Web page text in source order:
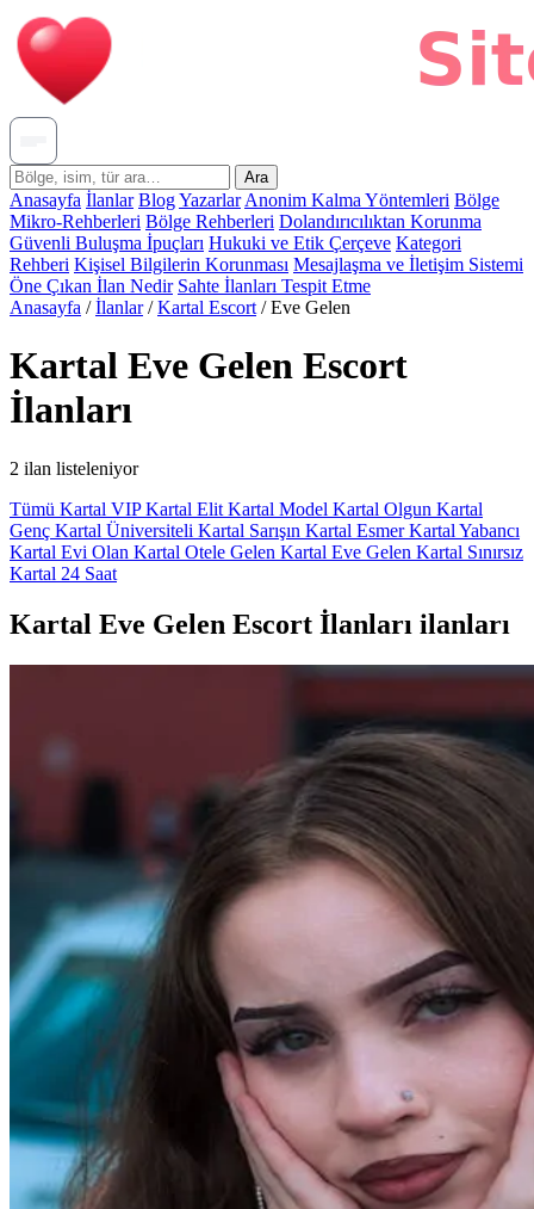
Ara
Anasayfa İlanlar BlogYazarlar Anonim Kalma Yöntemleri Bölge
Mikro-Rehberleri Bölge Rehberleri Dolandırıcılıktan Korunma
Güvenli Buluşma İpuçları Hukuki ve Etik Çerçeve Kategori
Rehberi Kişisel Bilgilerin Korunması Mesajlaşma ve İletişim Sistemi
Öne Çıkan İlan Nedir Sahte İlanları Tespit Etme
Anasayfa / İlanlar / Kartal Escort / Eve Gelen
Kartal Eve Gelen Escort
İlanları
2 ilan listeleniyor
Tümü Kartal VIPKartal Elit Kartal Model Kartal Olgun Kartal
Genç Kartal Üniversiteli Kartal Sarışın Kartal EsmerKartal Yabancı
Kartal Evi Olan Kartal Otele Gelen Kartal Eve Gelen Kartal Sınırsız
Kartal 24 Saat
Kartal Eve Gelen Escort İlanları ilanları